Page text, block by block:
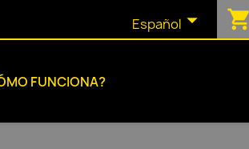
Español shopping_cart
FUNCIONA?